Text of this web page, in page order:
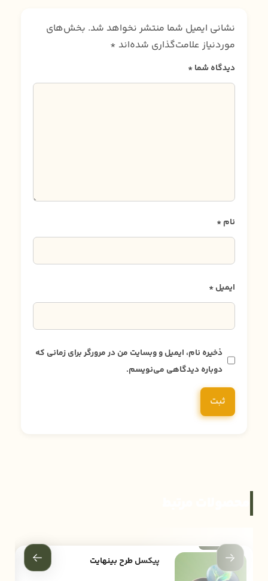
نشانی ایمیل شما منتشر نخواهد شد. بخش‌های
موردنیاز علامت‌گذاری شده‌اند *
دیدگاه شما*
نام*
ایمیل*
ذخیره نام، ایمیل و وبسایت من در مرورگر برای زمانی که
دوباره دیدگاهی می‌نویسم.
پیکسل طرح بینهایت